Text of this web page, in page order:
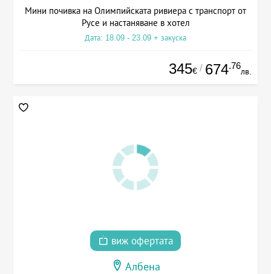
Мини почивка на Олимпийската ривиера с транспорт от
Русе и настаняване в хотел
Дата: 18.09 - 23.09 + закуска
345€ / 674.76
лв.
виж офертата
Албена